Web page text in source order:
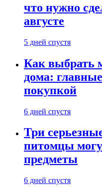
что нужно
августе
5 дней спустя
Как выбрать
дома:
покупкой
6 дней спустя
Три
питомцы
предметы
6 дней спустя